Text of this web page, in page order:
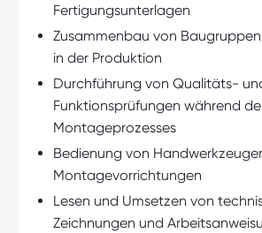
Fertigungsunterlagen
Zusammenbau von
in der Produktion
Durchführung von Qualitäts-
Funktionsprüfungen während
Montageprozesses
Bedienung von
Montagevorrichtungen
Lesen und Umsetzen von
Zeichnungen und